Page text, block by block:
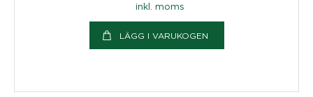
inkl. moms
LÄGG I VARUKOGEN